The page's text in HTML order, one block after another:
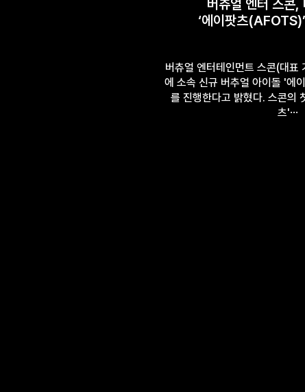
버츄얼 엔터 스콘,
‘에이팟츠
버츄얼 엔터테인먼트 스콘(대
에 소속 신규 버추얼 아이돌 '에
를 진행한다고 밝혔다. 스콘의
츠'⋯